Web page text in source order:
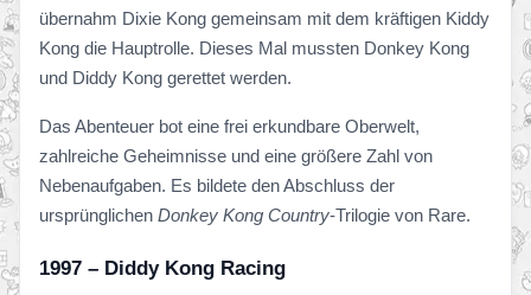
übernahm Dixie Kong gemeinsam mit dem kräftigen Kiddy
Kong die Hauptrolle. Dieses Mal mussten Donkey Kong
und Diddy Kong gerettet werden.
Das Abenteuer bot eine frei erkundbare Oberwelt,
zahlreiche Geheimnisse und eine größere Zahl von
Nebenaufgaben. Es bildete den Abschluss der
ursprünglichen Donkey Kong Country-Trilogie von Rare.
1997 – Diddy Kong Racing